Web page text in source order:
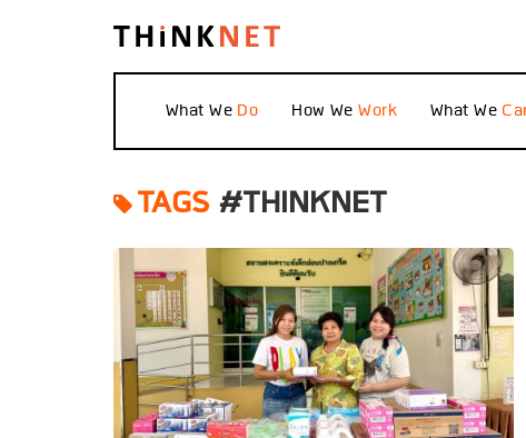
What We How We What We
TAGS #THINKNET